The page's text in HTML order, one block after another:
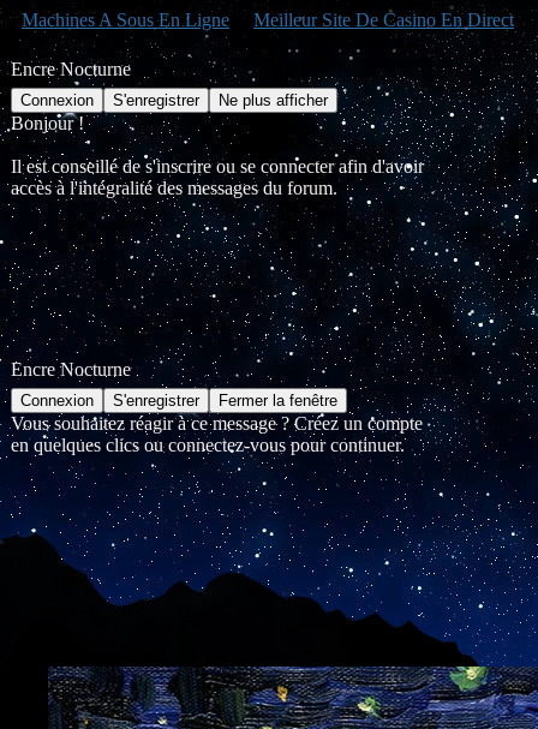
Machines A Sous En Ligne Meilleur Site De Casino En Direct
Encre Nocturne
Bonjour !
Il est conseillé de s'inscrire ou se connecter afin d'avoir
accès à l'intégralité des messages du forum.
Encre Nocturne
Vous souhaitez réagir à ce message ? Créez un compte
en quelques clics ou connectez-vous pour continuer.